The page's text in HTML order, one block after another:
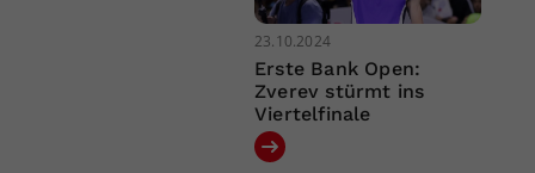
23.10.2024
Erste Bank Open:
Zverev stürmt ins
Viertelfinale